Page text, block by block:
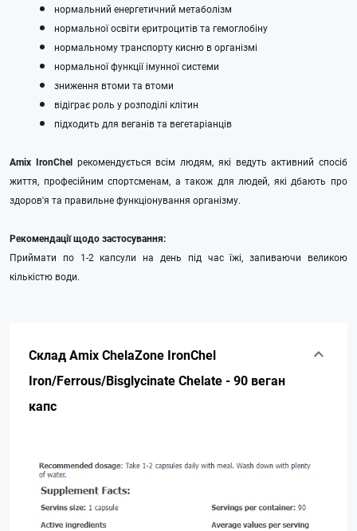
нормальний енергетичний метаболізм
нормальної освіти еритроцитів та гемоглобіну
нормальному транспорту кисню в організмі
нормальної функції імунної системи
зниження втоми та втоми
відіграє роль у розподілі клітин
підходить для веганів та вегетаріанців
Amix IronChel рекомендується всім людям, які ведуть активний спосіб
життя, професійним спортсменам, а також для людей, які дбають про
здоров'я та правильне функціонування організму.
Рекомендації щодо застосування:
Приймати по 1-2 капсули на день під час їжі, запиваючи великою
кількістю води.
Склад Amix ChelaZone IronChel
Iron/Ferrous/Bisglycinate Chelate - 90 веган
капс